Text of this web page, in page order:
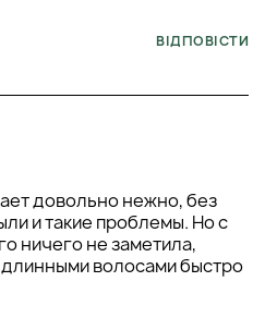
ВІДПОВІСТИ
довольно нежно, без
и такие проблемы. Но с
ничего не заметила,
волосами быстро